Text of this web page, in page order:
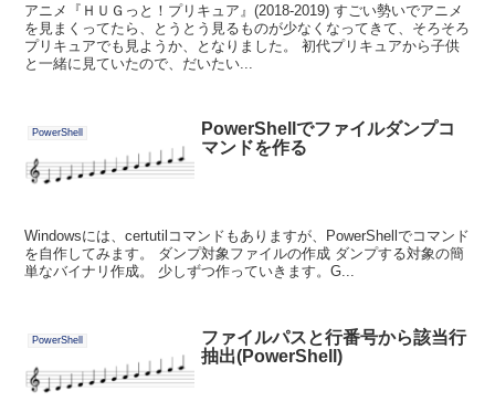
アニメ『ＨＵＧっと！プリキュア』(2018-2019) すごい勢いでアニメ
を見まくってたら、とうとう見るものが少なくなってきて、そろそろ
プリキュアでも見ようか、となりました。 初代プリキュアから子供
と一緒に見ていたので、だいたい...
PowerShell
PowerShellでファイルダンプコ
マンドを作る
Windowsには、certutilコマンドもありますが、PowerShellでコマンド
を自作してみます。 ダンプ対象ファイルの作成 ダンプする対象の簡
単なバイナリ作成。 少しずつ作っていきます。G...
PowerShell
ファイルパスと行番号から該当行
抽出(PowerShell)